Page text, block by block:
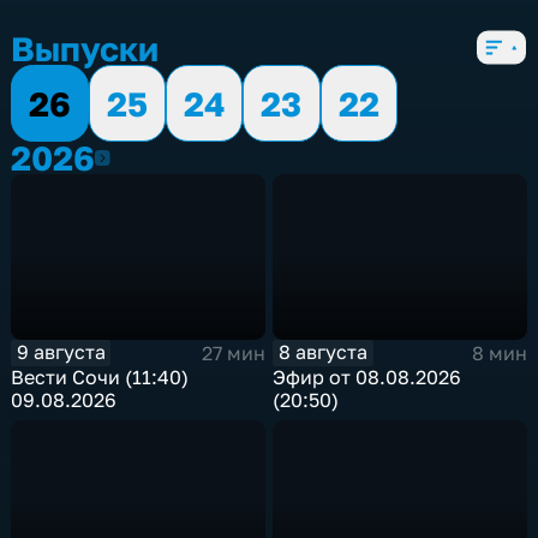
Выпуски
26
25 24 23
22
20262026
9 августа
27 мин
Вести Сочи (11:40)
09.08.2026
8 августа
8 мин
Эфир от 08.08.2026
(20:50)